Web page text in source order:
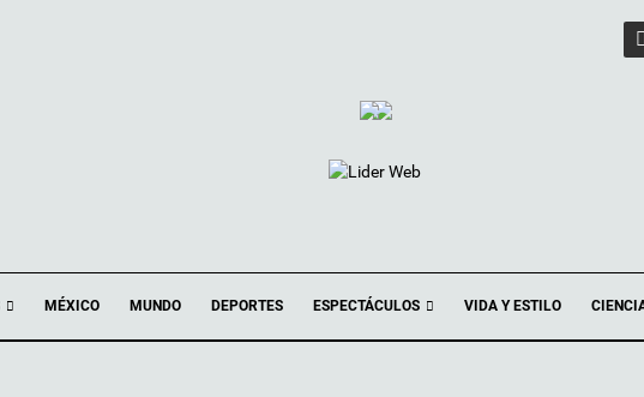
MÉXICO MUNDO DEPORTES ESPECTÁCULOS VIDA Y ESTILO